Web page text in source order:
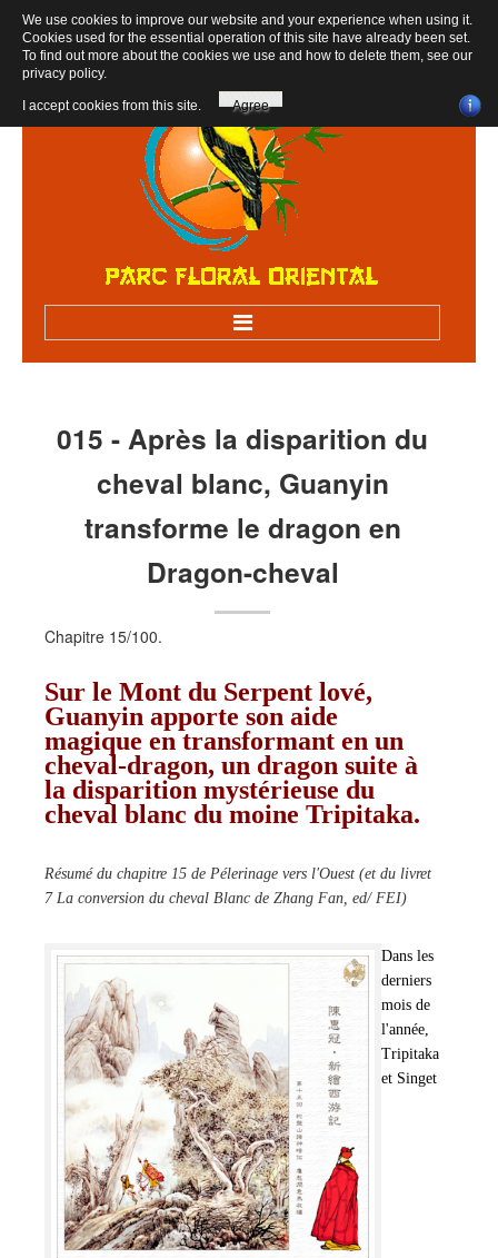
Visiter sur RV
Visites scolaires, centres de loisirs
Evénementiels
Accès intranet
Tarif général
Informations pratiques
Jours d'ouverture et horaires 2026
La Boutique souvenirs
Pépinière
Bien choisir ses bambous
Découvrir les Jardins
Créations 2023 aux Jardins du Loriot
Les Univers
Un jardin naturel anglo-chinois
Autour du Pont Moulin-Joly
Fleurs au fil des saisons
Parcours ludiques
Jeu avec la Princesse
015 -Après la disparition du
cheval blanc, Guanyin
transforme le dragon en
Dragon-cheval
Chapitre 15/100.
Sur le Mont du Serpent lové,
Guanyin apporte son aide
magique en transformant en un
cheval-dragon, un dragon suite à
la disparition mystérieuse du
cheval blanc du moine Tripitaka.
Résumé du chapitre 15 de Pélerinage vers l'Ouest (et du livret
7 La conversion du cheval Blanc de Zhang Fan, ed/ FEI)
Dans les
derniers
mois de
l'année,
Tripitaka
et Singet
We use cookies to improve our website and your experience when using it.
Cookies used for the essential operation of this site have already been set.
To find out more about the cookies we use and how to delete them, see our
privacy policy.
I accept cookies from this site. Agree